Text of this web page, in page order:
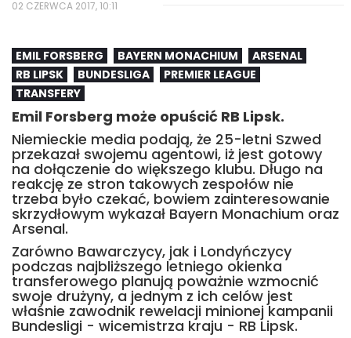
02 CZERWCA 2017, 10:11
EMIL FORSBERG BAYERN MONACHIUM
ARSENAL
RB LIPSK
BUNDESLIGA
PREMIER LEAGUE
TRANSFERY
Emil Forsberg może opuścić RB Lipsk.
Niemieckie media podają, że 25-letni Szwed
przekazał swojemu agentowi, iż jest gotowy
na dołączenie do większego klubu. Długo na
reakcję ze stron takowych zespołów nie
trzeba było czekać, bowiem zainteresowanie
skrzydłowym wykazał Bayern Monachium oraz
Arsenal.
Zarówno Bawarczycy, jak i Londyńczycy
podczas najbliższego letniego okienka
transferowego planują poważnie wzmocnić
swoje drużyny, a jednym z ich celów jest
właśnie zawodnik rewelacji minionej kampanii
Bundesligi - wicemistrza kraju - RB Lipsk.